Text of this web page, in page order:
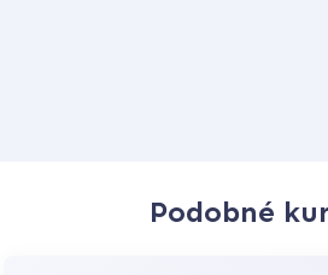
Podobné